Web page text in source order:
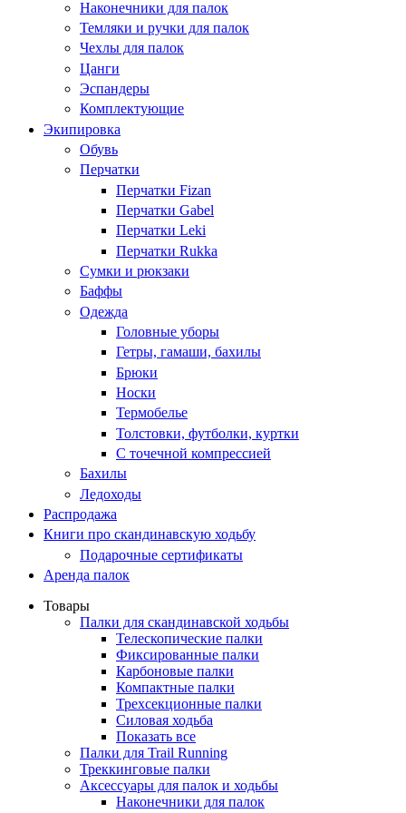
Наконечники для палок
Темляки и ручки для палок
Чехлы для палок
Цанги
Эспандеры
Комплектующие
Экипировка
Обувь
Перчатки
Перчатки Fizan
Перчатки Gabel
Перчатки Leki
Перчатки Rukka
Сумки и рюкзаки
Баффы
Одежда
Головные уборы
Гетры, гамаши, бахилы
Брюки
Носки
Термобелье
Толстовки, футболки, куртки
С точечной компрессией
Бахилы
Ледоходы
Распродажа
Книги про скандинавскую ходьбу
Подарочные сертификаты
Аренда палок
Товары
Палки для скандинавской ходьбы
Телескопические палки
Фиксированные палки
Карбоновые палки
Компактные палки
Трехсекционные палки
Силовая ходьба
Показать все
Палки для Trail Running
Треккинговые палки
Аксессуары для палок и ходьбы
Наконечники для палок